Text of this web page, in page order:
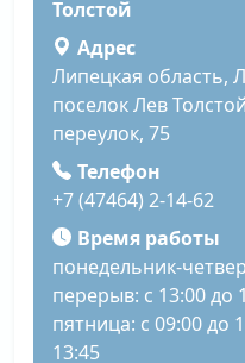
Толстой
Адрес
Липецкая область,
поселок Лев
переулок, 75
Телефон
+7 (47464) 2-14-62
Время работы
понедельник-
перерыв: с 13:00 до
пятница: с 09:00 до
13:45